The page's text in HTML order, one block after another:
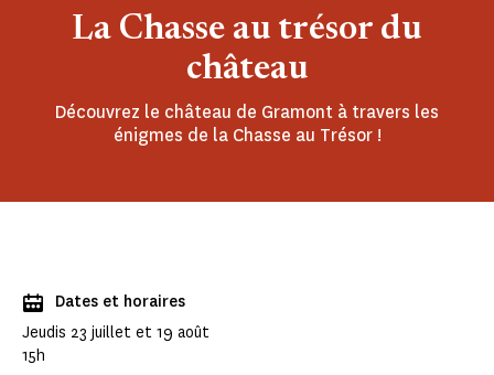
La Chasse au trésor du
château
Découvrez le château de Gramont à travers les
énigmes de la Chasse au Trésor !
Dates et horaires
Jeudis 23 juillet et 19 août
15h